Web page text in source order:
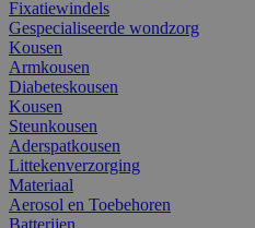
Fixatiewindels
Gespecialiseerde wondzorg
Kousen
Armkousen
Diabeteskousen
Kousen
Steunkousen
Aderspatkousen
Littekenverzorging
Materiaal
Aerosol en Toebehoren
Batterijen